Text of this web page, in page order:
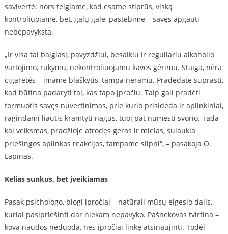
savivertė: nors teigiame, kad esame stiprūs, viską
kontroliuojame, bet, galų gale, pastebime – savęs apgauti
nebepavyksta.
„Ir visa tai baigiasi, pavyzdžiui, besaikiu ir reguliariu alkoholio
vartojimo, rūkymu, nekontroliuojamu kavos gėrimu. Staiga, nėra
cigaretės – imame blaškytis, tampa neramu. Pradedate suprasti,
kad būtina padaryti tai, kas tapo įpročiu. Taip gali pradėti
formuotis savęs nuvertinimas, prie kurio prisideda ir aplinkiniai,
ragindami liautis kramtyti nagus, tuoj pat numesti svorio. Tada
kai veiksmas, pradžioje atrodęs geras ir mielas, sulaukia
priešingos aplinkos reakcijos, tampame silpni“, – pasakoja O.
Lapinas.
Kelias sunkus, bet įveikiamas
Pasak psichologo, blogi įpročiai – natūrali mūsų elgesio dalis,
kuriai pasipriešinti dar niekam nepavyko. Pašnekovas tvirtina –
kova naudos neduoda, nes įpročiai linkę atsinaujinti. Todėl